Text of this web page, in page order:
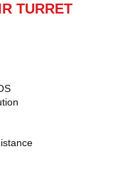
TURRET